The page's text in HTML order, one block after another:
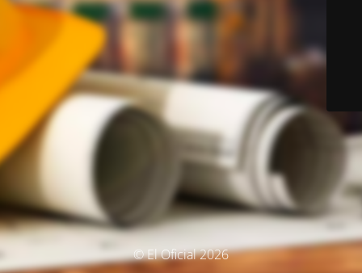
© El Oficial 2026